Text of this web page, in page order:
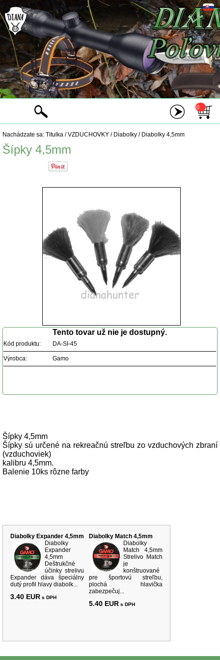
0
Nachádzate sa: Titulka /VZDUCHOVKY / Diabolky / Diabolky 4,5mm
Šípky 4,5mm
Tento tovar už nie je dostupný.
Kód produktu: DA-SI-45
Výrobca: Gamo
Šípky 4,5mm
Šípky sú určené na rekreačnú streľbu zo vzduchových zbraní
(vzduchoviek)
kalibru 4,5mm.
Balenie 10ks rôzne farby
Diabolky Expander 4,5mm
Diabolky
Expander
4,5mm
Deštrukčné
účinky strelivu
Expander dáva špeciálny
dutý profil hlavy diabolk...
3.40 EUR s DPH
Diabolky Match 4,5mm
Diabolky
Match 4,5mm
Strelivo Match
je
konštruované
pre športovú streľbu,
plochá hlavička
zabezpečuj...
5.40 EUR s DPH